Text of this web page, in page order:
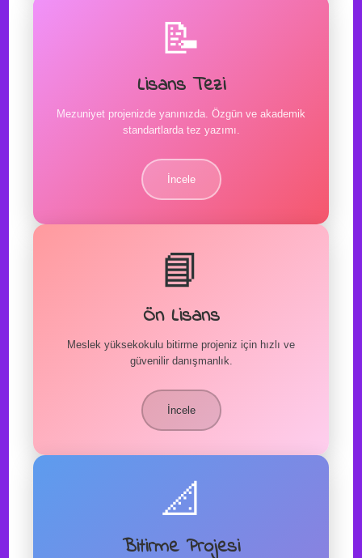
📝
Lisans Tezi
Mezuniyet projenizde yanınızda. Özgün ve akademik
standartlarda tez yazımı.
İncele
📘
Ön Lisans
Meslek yüksekokulu bitirme projeniz için hızlı ve
güvenilir danışmanlık.
İncele
📐
Bitirme Projesi